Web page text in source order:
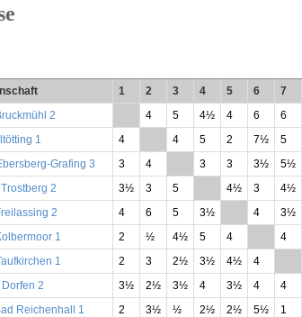
1 2 3 4 5 6 7
2 4 5 4½ 4 6 6
1 4 4 5 2 7½ 5
Grafing 3 3 4 3 3 3½ 5½
2 3½ 3 5 4½ 3 4½
2 4 6 5 3½ 4 3½
1 2 ½ 4½ 5 4 4
1 2 3 2½ 3½ 4½ 4
Dorfen 2 3½ 2½ 3½ 4 3½ 4 4
Reichenhall 1 2 3½ ½ 2½ 2½ 5½ 1